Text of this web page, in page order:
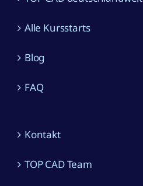
Alle Kursstarts
Blog
FAQ
Kontakt
TOP CAD Team